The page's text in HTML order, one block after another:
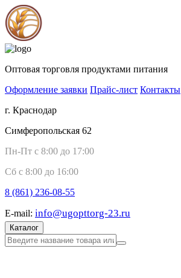
Оптовая торговля продуктами питания
Оформление заявки Прайс-лист Контакты
г. Краснодар
Симферопольская 62
Пн-Пт с 8:00 до 17:00
Сб с 8:00 до 16:00
8 (861) 236-08-55
E-mail: info@ugopttorg-23.ru
Каталог